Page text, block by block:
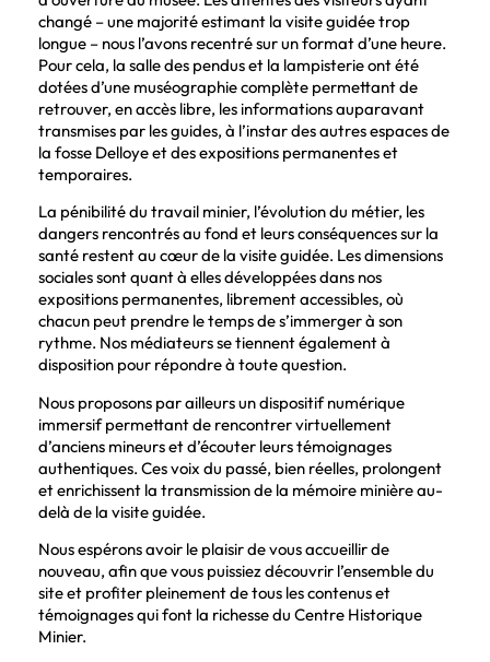
changé – une majorité estimant la visite guidée trop
longue – nous l’avons recentré sur un format d’une heure.
Pour cela, la salle des pendus et la lampisterie ont été
dotées d’une muséographie complète permettant de
retrouver, en accès libre, les informations auparavant
transmises par les guides, à l’instar des autres espaces de
la fosse Delloye et des expositions permanentes et
temporaires.
La pénibilité du travail minier, l’évolution du métier, les
dangers rencontrés au fond et leurs conséquences sur la
santé restent au cœur de la visite guidée. Les dimensions
sociales sont quant à elles développées dans nos
expositions permanentes, librement accessibles, où
chacun peut prendre le temps de s’immerger à son
rythme. Nos médiateurs se tiennent également à
disposition pour répondre à toute question.
Nous proposons par ailleurs un dispositif numérique
immersif permettant de rencontrer virtuellement
d’anciens mineurs et d’écouter leurs témoignages
authentiques. Ces voix du passé, bien réelles, prolongent
et enrichissent la transmission de la mémoire minière au-
delà de la visite guidée.
Nous espérons avoir le plaisir de vous accueillir de
nouveau, afin que vous puissiez découvrir l’ensemble du
site et profiter pleinement de tous les contenus et
témoignages qui font la richesse du Centre Historique
Minier.